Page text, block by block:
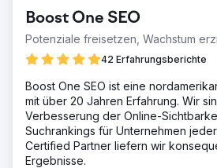
Boost One SEO
Potenziale freisetzen, Wachstum
42 Erfahrungsberichte
Boost One SEO ist eine
mit über 20 Jahren Erfahrung. Wir
Verbesserung der Online-
Suchrankings für Unternehmen
Certified Partner liefern wir
Ergebnisse.